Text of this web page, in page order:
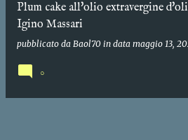
Plum cake all'olio extravergine
Igino Massari
pubblicato da Baol70 in data maggio 13,
0